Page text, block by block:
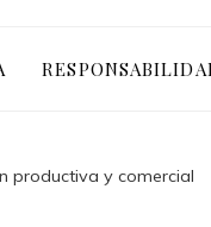
productiva y comercial